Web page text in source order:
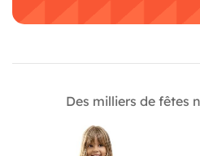
Des milliers de fêtes